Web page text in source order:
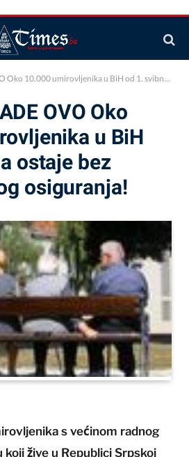
umirovljenika u BiH od 1. svibnja ostaje bez zdravstvenog osiguranja!
OVO Oko
u BiH
ostaje bez
osiguranja!
s većinom radnog
žive u Republici Srpskoj